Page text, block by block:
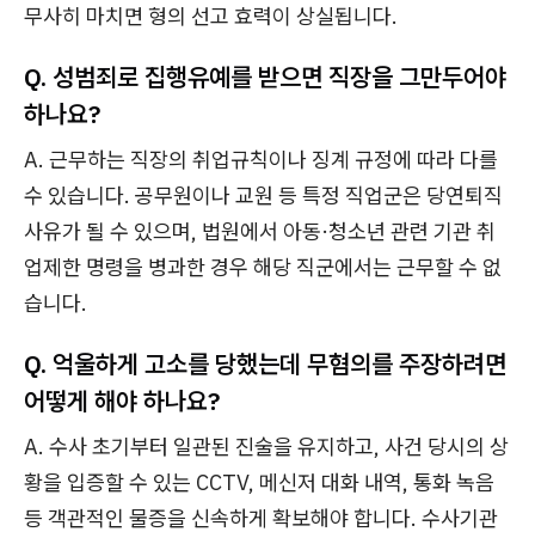
무사히 마치면 형의 선고 효력이 상실됩니다.
Q. 성범죄로 집행유예를 받으면 직장을 그만두어야
하나요?
A. 근무하는 직장의 취업규칙이나 징계 규정에 따라 다를
수 있습니다. 공무원이나 교원 등 특정 직업군은 당연퇴직
사유가 될 수 있으며, 법원에서 아동·청소년 관련 기관 취
업제한 명령을 병과한 경우 해당 직군에서는 근무할 수 없
습니다.
Q. 억울하게 고소를 당했는데 무혐의를 주장하려면
어떻게 해야 하나요?
A. 수사 초기부터 일관된 진술을 유지하고, 사건 당시의 상
황을 입증할 수 있는 CCTV, 메신저 대화 내역, 통화 녹음
등 객관적인 물증을 신속하게 확보해야 합니다. 수사기관